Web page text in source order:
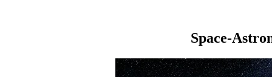
Space-